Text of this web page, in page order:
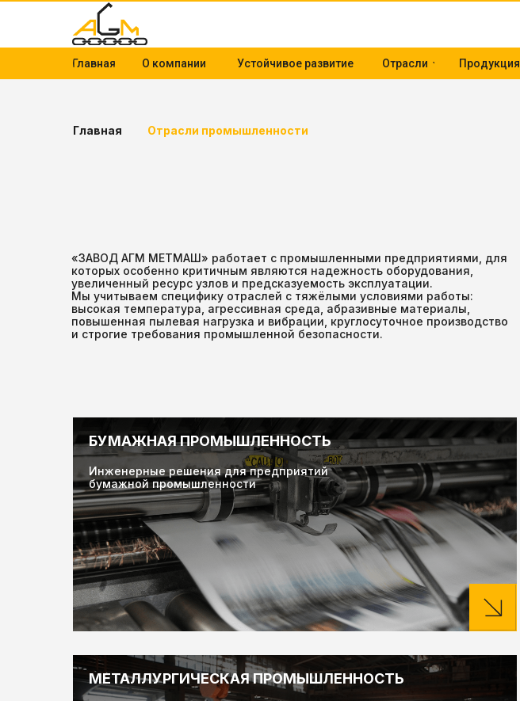
Главная О компании Устойчивое развитие Отрасли Продукция
«ЗАВОД АГМ МЕТМАШ» работает с промышленными предприятиями, для
которых особенно критичным являются надежность оборудования,
увеличенный ресурс узлов и предсказуемость эксплуатации.
Мы учитываем специфику отраслей с тяжёлыми условиями работы:
высокая температура, агрессивная среда, абразивные материалы,
повышенная пылевая нагрузка и вибрации, круглосуточное производство
и строгие требования промышленной безопасности.
Главная Отрасли промышленности
Инженерные решения для предприятий
бумажной промышленности
БУМАЖНАЯ ПРОМЫШЛЕННОСТЬ
МЕТАЛЛУРГИЧЕСКАЯ ПРОМЫШЛЕННОСТЬ